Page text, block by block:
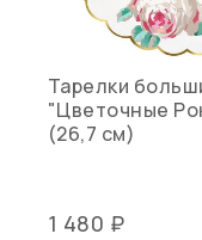
Тарелки
"Цветочные
(26,7 см)
1 480 ₽